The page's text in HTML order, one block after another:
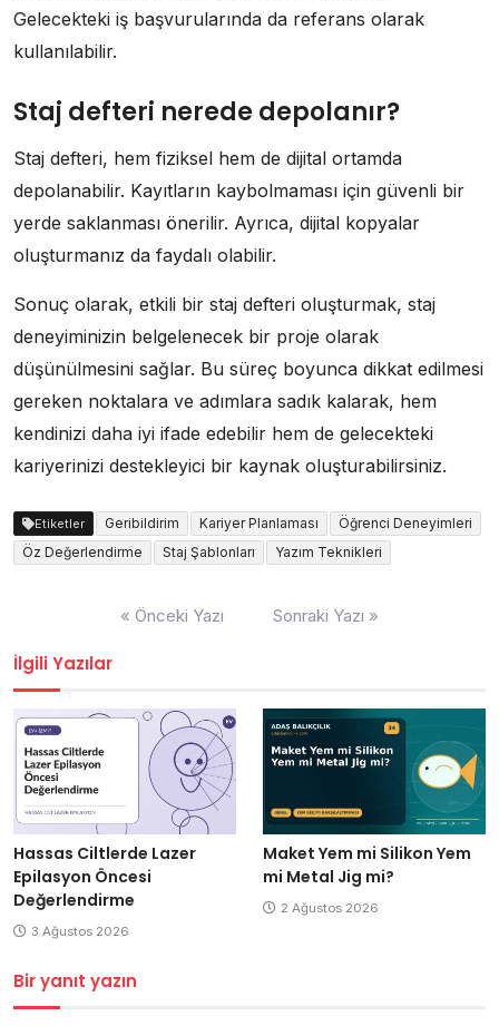
Gelecekteki iş başvurularında da referans olarak
kullanılabilir.
Staj defteri nerede depolanır?
Staj defteri, hem fiziksel hem de dijital ortamda
depolanabilir. Kayıtların kaybolmaması için güvenli bir
yerde saklanması önerilir. Ayrıca, dijital kopyalar
oluşturmanız da faydalı olabilir.
Sonuç olarak, etkili bir staj defteri oluşturmak, staj
deneyiminizin belgelenecek bir proje olarak
düşünülmesini sağlar. Bu süreç boyunca dikkat edilmesi
gereken noktalara ve adımlara sadık kalarak, hem
kendinizi daha iyi ifade edebilir hem de gelecekteki
kariyerinizi destekleyici bir kaynak oluşturabilirsiniz.
Etiketler Geribildirim Kariyer Planlaması
Öğrenci Deneyimleri
Öz Değerlendirme
Staj Şablonları Yazım Teknikleri
« Önceki Yazı Sonraki Yazı »
İlgili Yazılar
Hassas Ciltlerde Lazer
Epilasyon Öncesi
Değerlendirme
3 Ağustos 2026
Maket Yem mi Silikon Yem
mi Metal Jig mi?
2 Ağustos 2026
Bir yanıt yazın